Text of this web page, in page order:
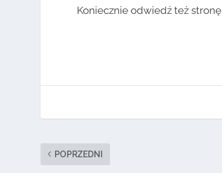
Koniecznie odwiedź też stronę
POPRZEDNI